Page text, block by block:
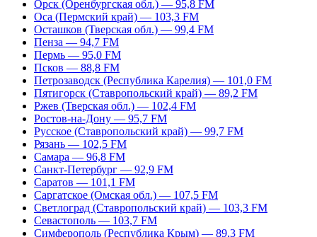
Орск (Оренбургская обл.) — 95,8 FM
Оса (Пермский край) — 103,3 FM
Осташков (Тверская обл.) — 99,4 FM
Пенза — 94,7 FM
Пермь — 95,0 FM
Псков — 88,8 FM
Петрозаводск (Республика Карелия) — 101,0 FM
Пятигорск (Ставропольский край) — 89,2 FM
Ржев (Тверская обл.) — 102,4 FM
Ростов-на-Дону — 95,7 FM
Русское (Ставропольский край) — 99,7 FM
Рязань — 102,5 FM
Самара — 96,8 FM
Санкт-Петербург — 92,9 FM
Саратов — 101,1 FM
Саргатское (Омская обл.) — 107,5 FM
Светлоград (Ставропольский край) — 103,3 FM
Севастополь — 103,7 FM
Симферополь (Республика Крым) — 89,3 FM